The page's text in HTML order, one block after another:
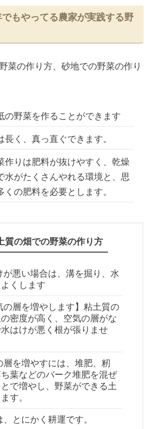
もやってる農家が実践する野
菜の作り方、砂地での野菜の作り
の野菜を作ることができます
長く、真っ直ぐできます。
作りは肥料が抜けやすく、乾燥
水がたくさんやれる環境と、思
くの肥料を必要とします。
質の畑での野菜の作り方
が悪い場合は、溝を掘り、水
くします
の層を増やします】粘土質の
密度が高く、空気の層がな
はけが悪く根が張りませ
層を増やすには、堆肥、籾
葉などのバーク堆肥を混ぜ
で増やし、野菜ができる土
す。
、とにかく耕運です。